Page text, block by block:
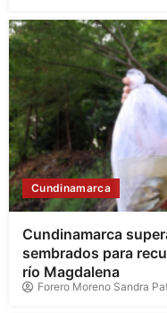
Cundinamarca
Cundinamarca
sembrados para
río Magdalena
Forero Moreno Sandra